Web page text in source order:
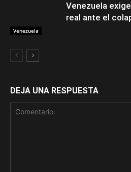
Venezuela
Venezuela
real ante el
DEJA UNA RESPUESTA